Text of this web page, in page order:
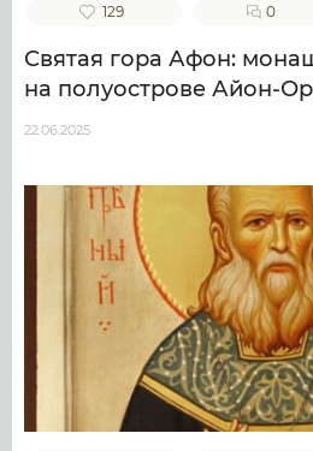
129 0
Святая гора Афон:
на полуострове Айон-
22.06.2025